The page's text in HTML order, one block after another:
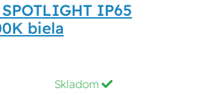
IP65
biela
Skladom